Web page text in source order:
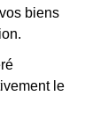
biens
le